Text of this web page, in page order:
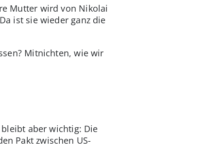
Mutter wird von Nikolai
ist sie wieder ganz die
Mitnichten, wie wir
aber wichtig: Die
Pakt zwischen US-